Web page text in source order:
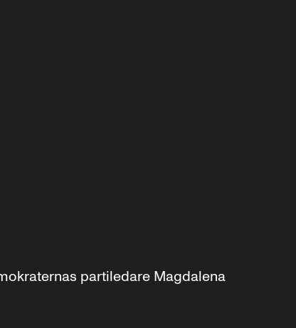
partiledare Magdalena